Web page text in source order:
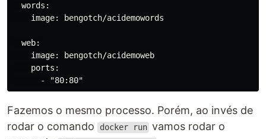
  words:
    image: bengotch/acidemowords
  web:
    image: bengotch/acidemoweb
    ports:
Fazemos o mesmo processo. Porém, ao invés de
rodar o comando
docker run vamos rodar o